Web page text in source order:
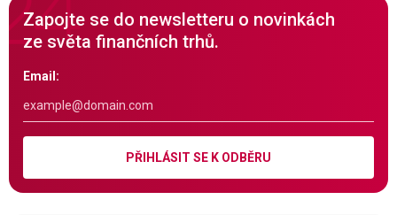
Zapojte se do newsletteru o novinkách
ze světa finančních trhů.
Email:
PŘIHLÁSIT SE K ODBĚRU